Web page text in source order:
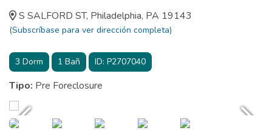
S SALFORD ST, Philadelphia, PA 19143
(Subscríbase para ver dirección completa)
3 Dorm 1 Bañ ID: P2707040
Tipo: Pre Foreclosure